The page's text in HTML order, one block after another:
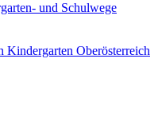
und Schulwege
Kindergarten Oberösterreich